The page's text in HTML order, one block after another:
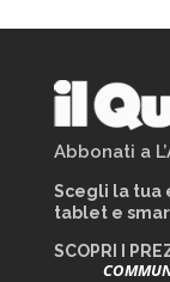
Abbonati a
Scegli la tua
tablet e
SCOPRI I